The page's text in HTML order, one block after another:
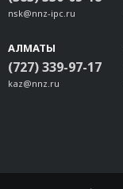
nsk@nnz-ipc.ru
АЛМАТЫ
(727) 339-97-17
kaz@nnz.ru